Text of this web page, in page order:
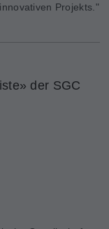
Projekts."
der SGC